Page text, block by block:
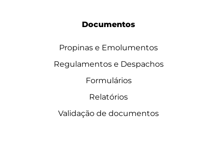
Documentos
Propinas e Emolumentos
Regulamentos e Despachos
Formulários
Relatórios
Validação de documentos